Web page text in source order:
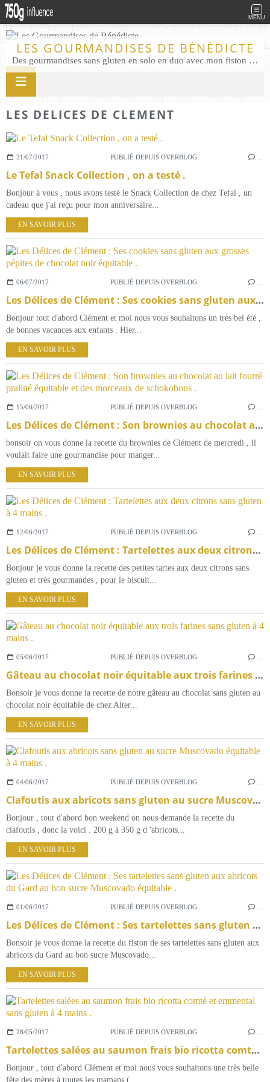
MENU
LES GOURMANDISES DE BÉNÉDICTE
Des gourmandises sans gluten en solo en duo avec mon fiston . Salé comme Sucré sans gluten éco responsable Les Gourmandises de Bénédicte gâteau produits locaux
LES DELICES DE CLEMENT
21/07/2017 PUBLIÉ DEPUIS OVERBLOG
Le Tefal Snack Collection , on a testé .
Bonjour à vous , nous avons testé le Snack Collection de chez Tefal , un
cadeau que j'ai reçu pour mon anniversaire...
EN SAVOIR PLUS
06/07/2017 PUBLIÉ DEPUIS OVERBLOG
Les Délices de Clément : Ses cookies sans gluten aux grosses pépites de chocolat noir équitable .
Bonjour tout d'abord Clément et moi nous vous souhaitons un très bel été ,
de bonnes vacances aux enfants . Hier...
EN SAVOIR PLUS
15/06/2017 PUBLIÉ DEPUIS OVERBLOG
Les Délices de Clément : Son brownies au chocolat au lait fourré praliné équitable et des morceaux de schokobons .
bonsoir on vous donne la recette du brownies de Clément de mercredi , il
voulait faire une gourmandise pour manger...
EN SAVOIR PLUS
12/06/2017 PUBLIÉ DEPUIS OVERBLOG
Les Délices de Clément : Tartelettes aux deux citrons sans gluten à 4 mains .
Bonjour je vous donne la recette des petites tartes aux deux citrons sans
gluten et très gourmandes , pour le biscuit...
EN SAVOIR PLUS
05/06/2017 PUBLIÉ DEPUIS OVERBLOG
Gâteau au chocolat noir équitable aux trois farines sans gluten à 4 mains .
Bonsoir je vous donne la recette de notre gâteau au chocolat sans gluten au
chocolat noir équitable de chez Alter...
EN SAVOIR PLUS
04/06/2017 PUBLIÉ DEPUIS OVERBLOG
Clafoutis aux abricots sans gluten au sucre Muscovado équitable à 4 mains .
Bonjour , tout d'abord bon weekend on nous demande la recette du
clafoutis , donc la voici . 200 g à 350 g d 'abricots...
EN SAVOIR PLUS
01/06/2017 PUBLIÉ DEPUIS OVERBLOG
Les Délices de Clément : Ses tartelettes sans gluten aux abricots du Gard au bon sucre Muscovado équitable .
Bonsoir je vous donne la recette du fiston de ses tartelettes sans gluten aux
abricots du Gard au bon sucre Muscovado...
EN SAVOIR PLUS
28/05/2017 PUBLIÉ DEPUIS OVERBLOG
Tartelettes salées au saumon frais bio ricotta comté et emmental sans gluten à 4 mains .
Bonjour , tout d'abord Clément et moi nous vous souhaitons une très belle
fête des mères à toutes les mamans (...